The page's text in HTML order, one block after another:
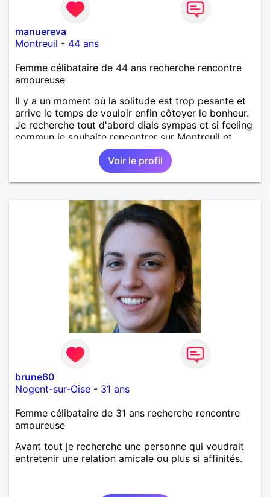
manuereva
Montreuil - 44 ans
Femme célibataire de 44 ans recherche rencontre
amoureuse
Il y a un moment où la solitude est trop pesante et
arrive le temps de vouloir enfin côtoyer le bonheur.
Je recherche tout d'abord dials sympas et si feeling
commun je souhaite rencontrer sur Montreuil et
secteur alentours, pourquoi pas.
Voir le profil
brune60
Nogent-sur-Oise - 31 ans
Femme célibataire de 31 ans recherche rencontre
amoureuse
Avant tout je recherche une personne qui voudrait
entretenir une relation amicale ou plus si affinités.